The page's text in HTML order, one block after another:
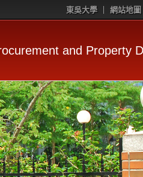
東吳大學 網站地圖
and Property